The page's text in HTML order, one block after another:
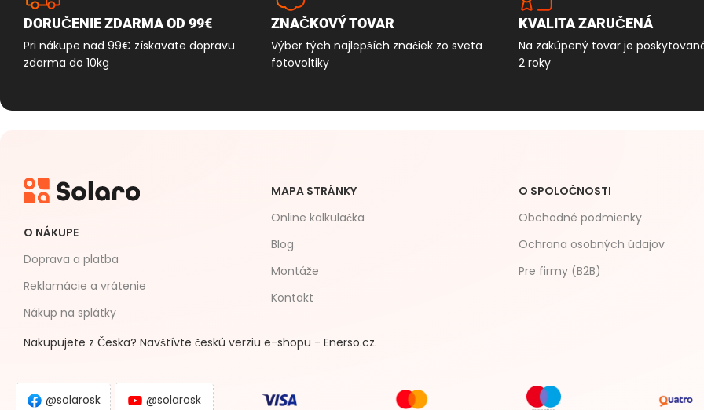
DORUČENIE ZDARMA OD 99€
Pri nákupe nad 99€ získavate dopravu
zdarma do 10kg
ZNAČKOVÝ TOVAR
Výber tých najlepších značiek zo sveta
fotovoltiky
KVALITA ZARUČENÁ
Na zakúpený tovar je
2 roky
O NÁKUPE
Doprava a platba
Reklamácie a vrátenie
Nákup na splátky
MAPA STRÁNKY
Online kalkulačka
Blog
Montáže
Kontakt
O SPOLOČNOSTI
Obchodné podmienky
Ochrana osobných údajov
Pre firmy (B2B)
Nakupujete z Česka? Navštívte českú verziu e-shopu - Enerso.cz.
@solarosk @solarosk